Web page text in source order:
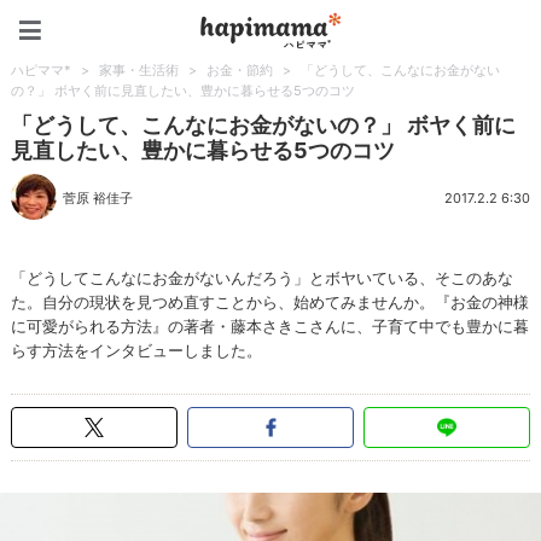
ハピママ* > 家事・生活術 > お金・節約 >
「どうして、こんなにお金がない
の？」 ボヤく前に見直したい、豊かに暮らせる5つのコツ
「どうして、こんなにお金がないの？」 ボヤく前に
見直したい、豊かに暮らせる5つのコツ
菅原 裕佳子 2017.2.2 6:30
「どうしてこんなにお金がないんだろう」とボヤいている、そこのあな
た。自分の現状を見つめ直すことから、始めてみませんか。『お金の神様
に可愛がられる方法』の著者・藤本さきこさんに、子育て中でも豊かに暮
らす方法をインタビューしました。